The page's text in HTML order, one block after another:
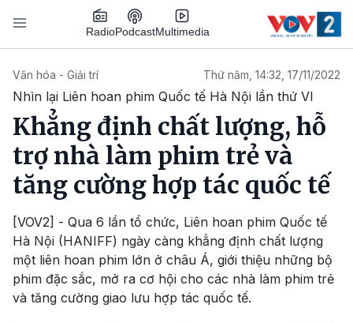
Nhảy đến nội dung
RadioPodcastMultimedia
Văn hóa - Giải trí Thứ năm, 14:32, 17/11/2022
Nhìn lại Liên hoan phim Quốc tế Hà Nội lần thứ VI
Khẳng định chất lượng, hỗ
trợ nhà làm phim trẻ và
tăng cường hợp tác quốc tế
[VOV2] - Qua 6 lần tổ chức, Liên hoan phim Quốc tế
Hà Nội (HANIFF) ngày càng khẳng định chất lượng
một liên hoan phim lớn ở châu Á, giới thiệu những bộ
phim đặc sắc, mở ra cơ hội cho các nhà làm phim trẻ
và tăng cường giao lưu hợp tác quốc tế.